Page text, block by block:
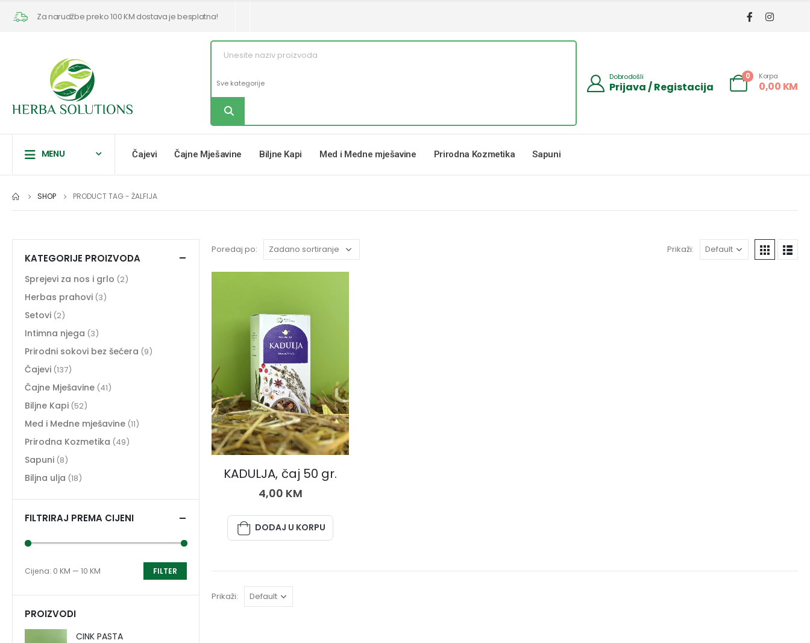
Za narudžbe preko 100 KM dostava je besplatna!
Dobrodošli
Prijava / Registacija
0 Korpa
0,00 KM
MENU Čajevi Čajne Mješavine Biljne Kapi Med i Medne mješavine Prirodna Kozmetika Sapuni
SHOP PRODUCT TAG - ŽALFIJA
Poredaj po: Prikaži:
ČAJEVI
KADULJA, čaj 50 gr.
4,00 KM
DODAJ U KORPU
Prikaži:
KATEGORIJE PROIZVODA
Sprejevi za nos i grlo (2)
Herbas prahovi (3)
Setovi (2)
Intimna njega (3)
Prirodni sokovi bez šećera (9)
Čajevi (137)
Čajne Mješavine (41)
Biljne Kapi (52)
Med i Medne mješavine (11)
Prirodna Kozmetika (49)
Sapuni (8)
Biljna ulja (18)
FILTRIRAJ PREMA CIJENI
FILTER
Cijena: 0 KM — 10 KM
PROIZVODI
CINK PASTA